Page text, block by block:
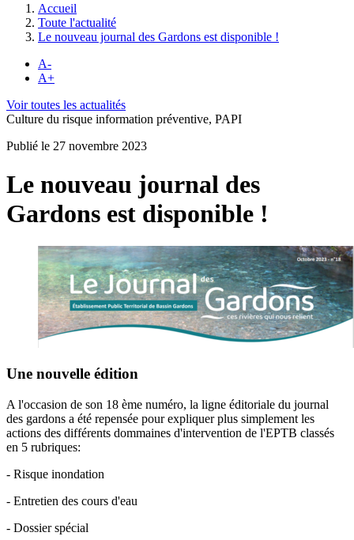
Accueil
Toute l'actualité
Le nouveau journal des Gardons est disponible !
A-
A+
Voir toutes les actualités
Culture du risque information préventive, PAPI
Publié le 27 novembre 2023
Le nouveau journal des
Gardons est disponible !
Une nouvelle édition
A l'occasion de son 18 ème numéro, la ligne éditoriale du journal
des gardons a été repensée pour expliquer plus simplement les
actions des différents dommaines d'intervention de l'EPTB classés
en 5 rubriques:
- Risque inondation
- Entretien des cours d'eau
- Dossier spécial